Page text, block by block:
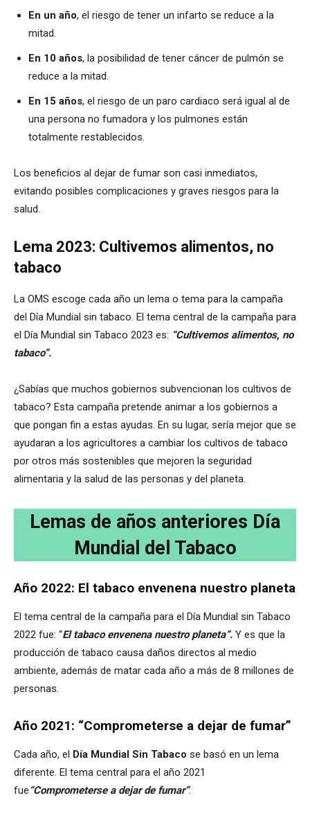
En un año, el riesgo de tener un infarto se reduce a la
mitad.
En 10 años, la posibilidad de tener cáncer de pulmón se
reduce a la mitad.
En 15 años, el riesgo de un paro cardiaco será igual al de
una persona no fumadora y los pulmones están
totalmente restablecidos.
Los beneficios al dejar de fumar son casi inmediatos,
evitando posibles complicaciones y graves riesgos para la
salud.
Lema 2023: Cultivemos alimentos, no
tabaco
La OMS escoge cada año un lema o tema para la campaña
del Día Mundial sin tabaco. El tema central de la campaña para
el Día Mundial sin Tabaco 2023 es: “Cultivemos alimentos, no
tabaco”.
¿Sabías que muchos gobiernos subvencionan los cultivos de
tabaco? Esta campaña pretende animar a los gobiernos a
que pongan fin a estas ayudas. En su lugar, sería mejor que se
ayudaran a los agricultores a cambiar los cultivos de tabaco
por otros más sostenibles que mejoren la seguridad
alimentaria y la salud de las personas y del planeta.
Lemas de años anteriores Día
Mundial del Tabaco
Año 2022: El tabaco envenena nuestro planeta
El tema central de la campaña para el Día Mundial sin Tabaco
2022 fue: “El tabaco envenena nuestro planeta”. Y es que la
producción de tabaco causa daños directos al medio
ambiente, además de matar cada año a más de 8 millones de
personas.
Año 2021: “Comprometerse a dejar de fumar”
Cada año, el Día Mundial Sin Tabaco se basó en un lema
diferente. El tema central para el año 2021
fue “Comprometerse a dejar de fumar”.